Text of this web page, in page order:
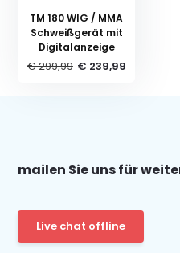
TM 180 WIG / MMA
Schweißgerät mit
Digitalanzeige
€ 299,99 € 239,99
mailen Sie uns für
Live chat offline